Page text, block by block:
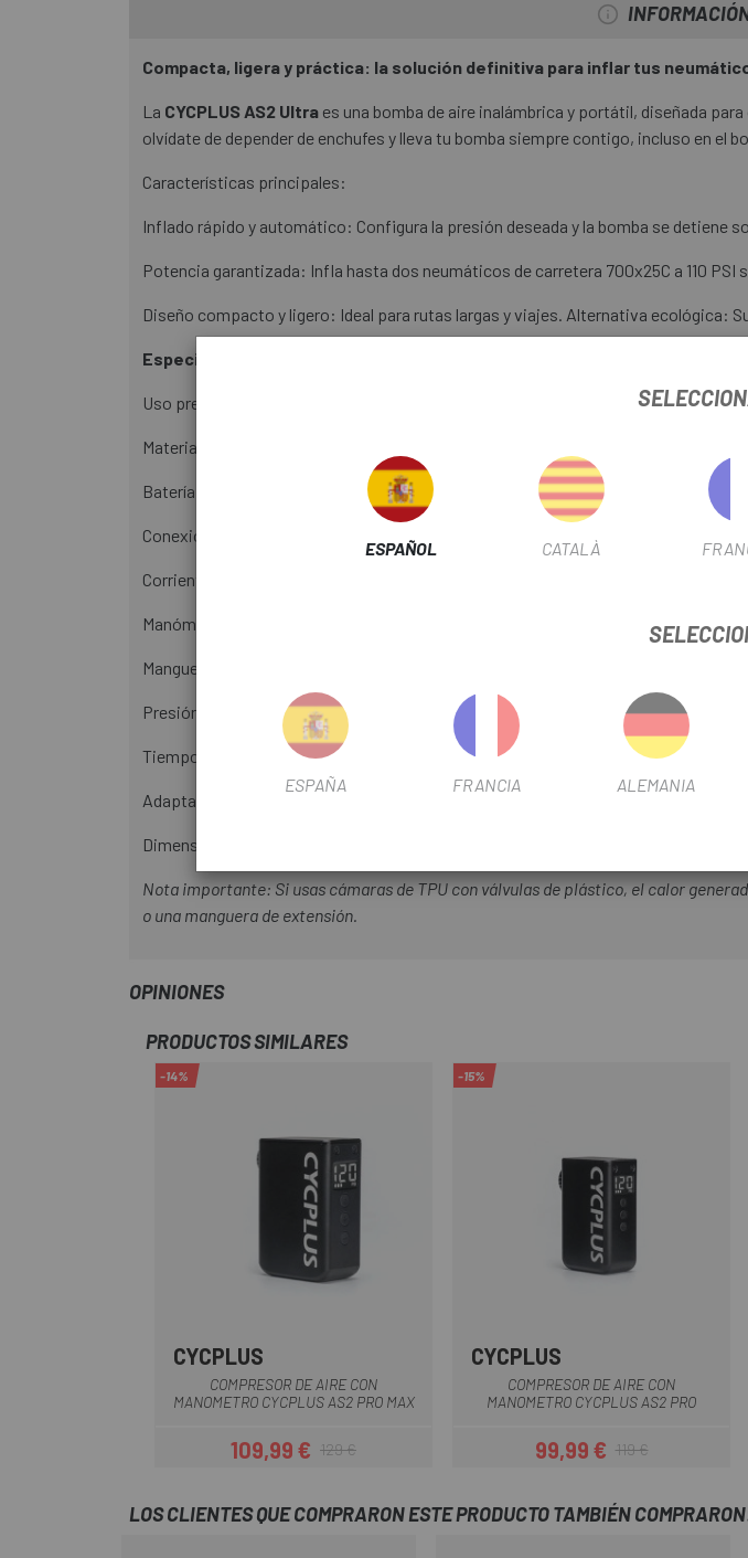
Compacta, ligera y práctica: la solución definitiva para inflar tus
La CYCPLUS AS2 Ultra es una bomba de aire inalámbrica y portátil, diseñada
olvídate de depender de enchufes y lleva tu bomba siempre contigo, incluso en el
Características principales:
Inflado rápido y automático: Configura la presión deseada y la bomba se detiene
Potencia garantizada: Infla hasta dos neumáticos de carretera 700x25C a 110 PSI
Diseño compacto y ligero: Ideal para rutas largas y viajes. Alternativa ecológica:
Especificaciones técnicas:
Uso previsto: Inflado de neumáticos de bicicleta
Material de la carcasa: Aleación de magnesio
Batería: 7,4 V, 400 mAh
Conexión: USB-C
Corriente de carga: 5 V - 3,7Wh
Manómetro: Digital
Manguera: 80 mm
Presión máx.: 8,3 bar (120 PSI)
Tiempo de carga: 25 min
Adaptadores de válvula: Schrader, Presta, válvula de bola
Dimensiones (Largo x Ancho x Alto): 65 x 28 x 47,5 mm (sin adaptador)
Nota importante: Si usas cámaras de TPU con válvulas de plástico, el calor
o una manguera de extensión.
OPINIONES
PRODUCTOS SIMILARES
-14%
CYCPLUS
COMPRESOR DE AIRE CON
MANOMETRO CYCPLUS AS2 PRO MAX
Precio
109,99 €Precio regular
129 €
-15%
CYCPLUS
COMPRESOR DE AIRE CON
MANOMETRO CYCPLUS AS2 PRO
Precio
99,99 €Precio regular
119 €
LOS CLIENTES QUE COMPRARON ESTE PRODUCTO TAMBIÉN
ESPAÑOL CATALÀ
ESPAÑA FRANCIA ALEMANIA